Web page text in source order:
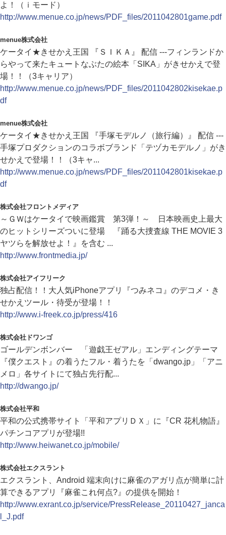
よ！（ｉモード）
http://www.menue.co.jp/news/PDF_files/2011042801game.pdf
menue株式会社
ケータイ★きせかえ王国 『ＳＩＫＡ』 配信 ---フィンランドか
らやって来たキュートなぶたの絵本「SIKA」がきせかえで登
場！！（3キャリア）
http://www.menue.co.jp/news/PDF_files/2011042802kisekae.p
df
menue株式会社
ケータイ★きせかえ王国 『手塚モデルノ（旅行編）』 配信 ---
手塚プロダクションのコラボブランド「テヅカモデルノ」がき
せかえで登場！！（3キャ...
http://www.menue.co.jp/news/PDF_files/2011042801kisekae.p
df
株式会社フロントメディア
～ＧＷはケータイで映画鑑賞 第3弾！～ 日本映画史上最大
のヒットシリーズついに登場 『踊る大捜査線 THE MOVIE 3
ヤツらを解放せよ！』を含む ...
http://www.frontmedia.jp/
株式会社アイフリーク
独占配信！！大人気iPhoneアプリ『つみネコ』のデコメ・き
せかえツール・待受が登場！！
http://www.i-freek.co.jp/press/416
株式会社ドワンゴ
ゴールデンボンバー 「遊戯王ゼアル」エンディングテーマ
『僕クエスト』の着うたフル・着うたを「dwango.jp」「アニ
メロ」各サイトにて独占先行配...
http://dwango.jp/
株式会社平和
平和の公式携帯サイト「平和アプリＤＸ」に『CR 花札物語』
パチンコアプリが登場!!
http://www.heiwanet.co.jp/mobile/
株式会社エクスラント
エクスラント、Android 端末向けに麻雀のアガリ点が簡単に計
算できるアプリ『麻雀これ何点?』の提供を開始！
http://www.exrant.co.jp/service/PressRelease_20110427_janca
l_J.pdf